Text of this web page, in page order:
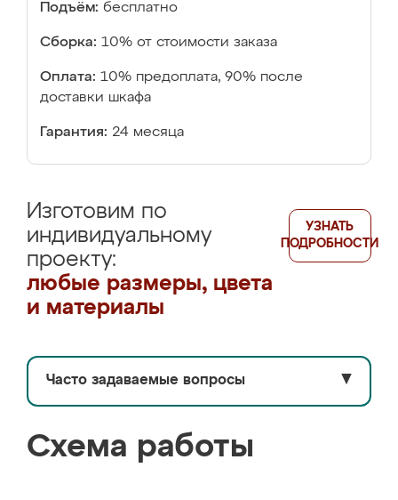
Подъём: бесплатно
Сборка: 10% от стоимости заказа
Оплата: 10% предоплата, 90% после
доставки шкафа
Гарантия: 24 месяца
Изготовим по
индивидуальному
проекту:
любые размеры, цвета
и материалы
УЗНАТЬ
ПОДРОБНОСТИ
Часто задаваемые вопросы ▼
Схема работы